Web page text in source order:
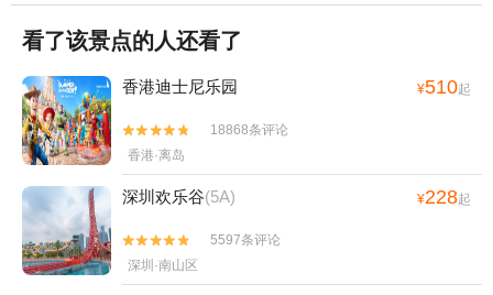
看了该景点的人还看了
香港迪士尼乐园 ¥510起


18868条评论
香港·离岛
深圳欢乐谷(5A) ¥228起


5597条评论
深圳·南山区